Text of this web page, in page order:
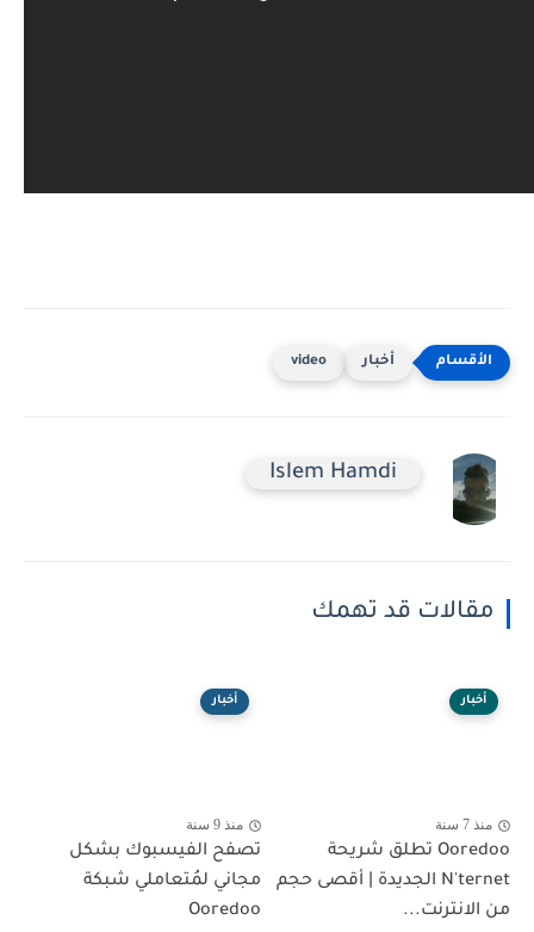
أخبار video
Islem Hamdi
مقالات قد تهمك
أخبار
منذ 7 سنة
Ooredoo تطلق شريحة
N'ternet الجديدة | أقصى حجم
من الانترنت...
أخبار
منذ 9 سنة
تصفح الفيسبوك بشكل
مجاني لمُتعاملي شبكة
Ooredoo